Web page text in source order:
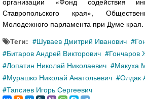
Ставропольского края»,
Молодежного парламента при Думе края.
Теги:
Шуваев Дмитрий Иванович
Битаров Андрей Викторович
Гончаров
Лопатин Николай Николаевич
Макуха
Мурашко Николай Анатольевич
Олдак
Тапсиев Игорь Сергеевич